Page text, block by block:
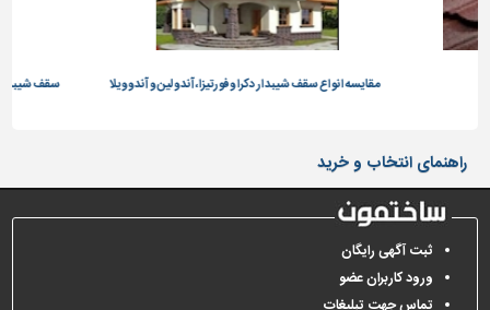
سقف شیبدار دکرا و فورتیزا، آندولین و آندوویلا
سقف شیبدار شینگل چیست؟ مزایا و معایب
راهنمای انتخاب و خرید
ثبت آگهی رایگان
ورود کاربران عضو
تماس جهت تبلیغات